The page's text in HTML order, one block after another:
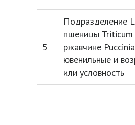
5
Подразделение
пшеницы Triticum
ржавчине
ювенильные и
или условность